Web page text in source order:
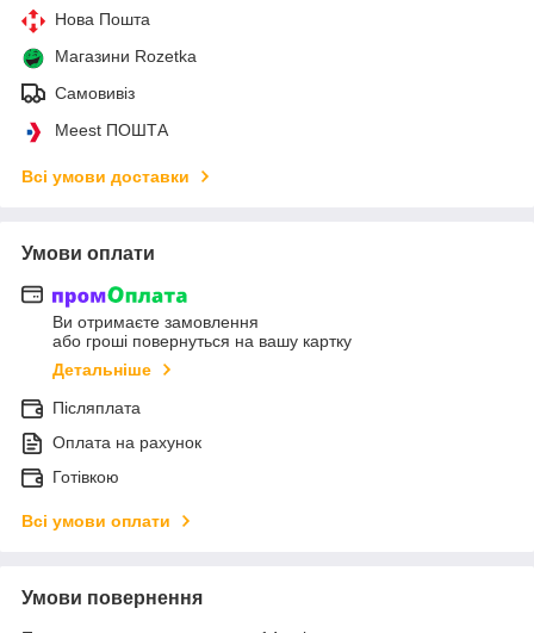
Нова Пошта
Магазини Rozetka
Самовивіз
Meest ПОШТА
Всі умови доставки
Умови оплати
Ви отримаєте замовлення
або гроші повернуться на вашу картку
Детальніше
Післяплата
Оплата на рахунок
Готівкою
Всі умови оплати
Умови повернення